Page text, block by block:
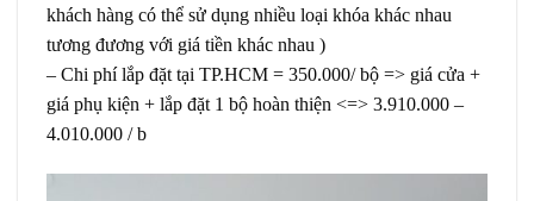
khách hàng có thể sử dụng nhiều loại khóa khác nhau
tương đương với giá tiền khác nhau )
– Chi phí lắp đặt tại TP.HCM = 350.000/ bộ => giá cửa +
giá phụ kiện + lắp đặt 1 bộ hoàn thiện <=> 3.910.000 –
4.010.000 / b